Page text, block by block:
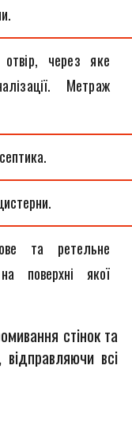
через яке
Метраж
та ретельне
поверхні якої
стінок та
всі